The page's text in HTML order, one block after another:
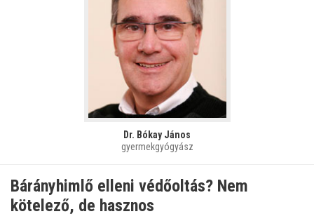
Dr. Bókay János
gyermekgyógyász
Bárányhimlő elleni védőoltás? Nem
kötelező, de hasznos